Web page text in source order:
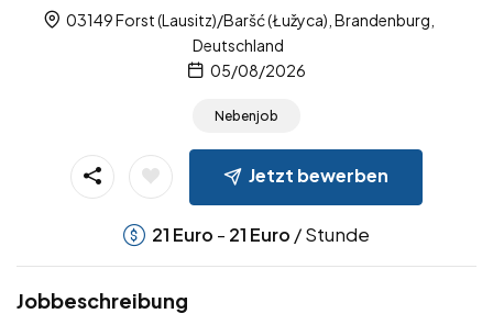
03149 Forst (Lausitz)/Baršć (Łužyca), Brandenburg,
Deutschland
05/08/2026
Nebenjob
Jetzt bewerben
21 Euro - 21 Euro / Stunde
Jobbeschreibung